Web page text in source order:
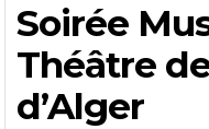
Soirée
Théâtre
d’Alger